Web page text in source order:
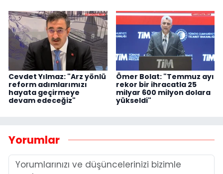
Cevdet Yılmaz: "Arz yönlü
reform adımlarımızı
hayata geçirmeye
devam edeceğiz"
Ömer Bolat: "Temmuz ayı
rekor bir ihracatla 25
milyar 600 milyon dolara
yükseldi"
Yorumlar